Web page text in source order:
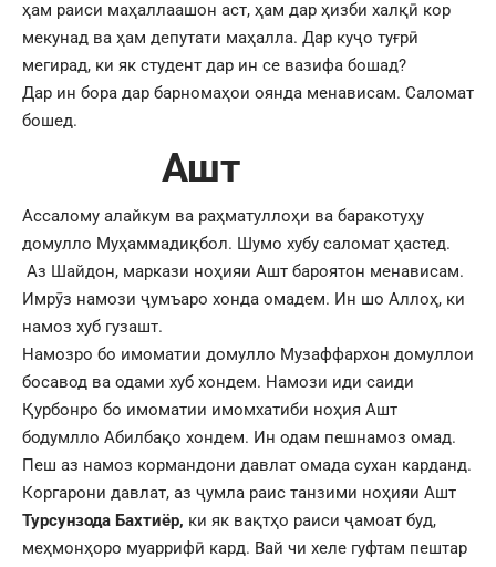
ҳам раиси маҳаллаашон аст, ҳам дар ҳизби халқӣ кор
мекунад ва ҳам депутати маҳалла. Дар куҷо туғрӣ
мегирад, ки як студент дар ин се вазифа бошад?
Дар ин бора дар барномаҳои оянда менависам. Саломат
бошед.
Ашт
Ассалому алайкум ва раҳматуллоҳи ва баракотуҳу
домулло Муҳаммадиқбол. Шумо хубу саломат ҳастед.
Аз Шайдон, маркази ноҳияи Ашт бароятон менависам.
Имрӯз намози ҷумъаро хонда омадем. Ин шо Аллоҳ, ки
намоз хуб гузашт.
Намозро бо имоматии домулло Музаффархон домуллои
босавод ва одами хуб хондем. Намози иди саиди
Қурбонро бо имоматии имомхатиби ноҳия Ашт
бодумлло Абилбақо хондем. Ин одам пешнамоз омад.
Пеш аз намоз кормандони давлат омада сухан карданд.
Коргарони давлат, аз ҷумла раис танзими ноҳияи Ашт
Турсунзода Бахтиёр, ки як вақтҳо раиси ҷамоат буд,
меҳмонҳоро муаррифӣ кард. Вай чи хеле гуфтам пештар